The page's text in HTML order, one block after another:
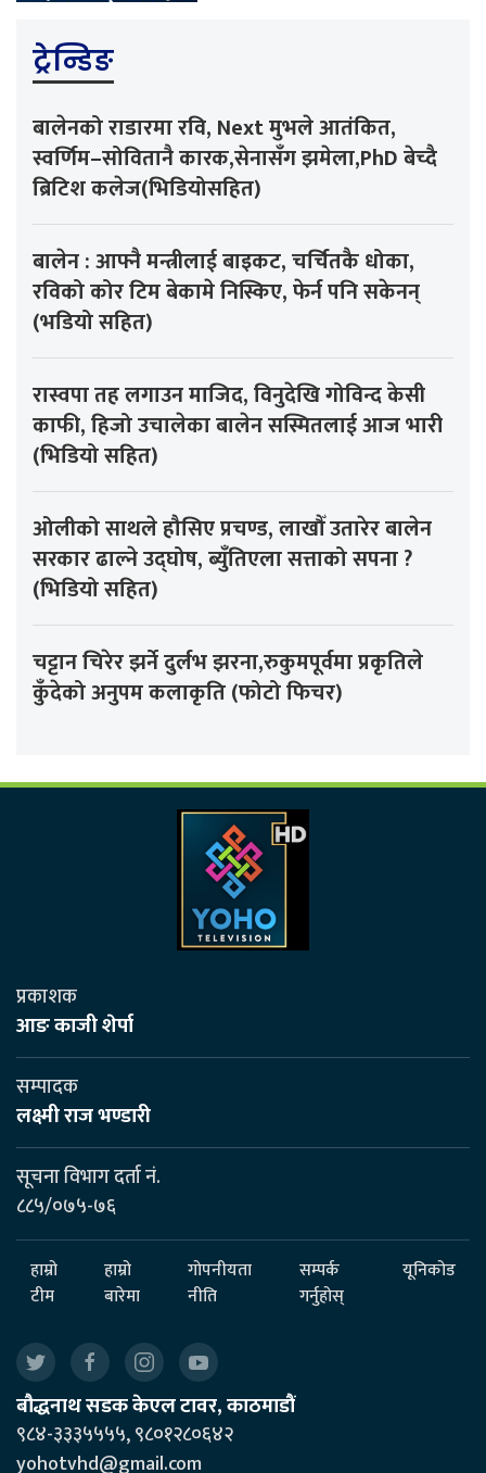
ट्रेन्डिङ
बालेनको राडारमा रवि, Next मुभले आतंकित,
स्वर्णिम–सोवितानै कारक,सेनासँग झमेला,PhD बेच्दै
ब्रिटिश कलेज(भिडियोसहित)
बालेन : आफ्नै मन्त्रीलाई बाइकट, चर्चितकै धोका,
रविको कोर टिम बेकामे निस्किए, फेर्न पनि सकेनन्
(भडियो सहित)
रास्वपा तह लगाउन माजिद, विनुदेखि गोविन्द केसी
काफी, हिजो उचालेका बालेन सस्मितलाई आज भारी
(भिडियो सहित)
ओलीको साथले हौसिए प्रचण्ड, लाखौँ उतारेर बालेन
सरकार ढाल्ने उद्घोष, ब्युँतिएला सत्ताको सपना ?
(भिडियो सहित)
चट्टान चिरेर झर्ने दुर्लभ झरना,रुकुमपूर्वमा प्रकृतिले
कुँदेको अनुपम कलाकृति (फोटो फिचर)
प्रकाशक
आङ काजी शेर्पा
सम्पादक
लक्ष्मी राज भण्डारी
सूचना विभाग दर्ता नं.
८८५/०७५-७६
हाम्रो
टीम
हाम्रो
बारेमा
गोपनीयता
नीति
सम्पर्क
गर्नुहोस्
यूनिकोड
बौद्धनाथ सडक केएल टावर, काठमाडौं
९८४-३३३५५५५, ९८०१२८०६४२
yohotvhd@gmail.com